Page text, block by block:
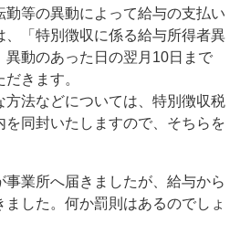
等の異動によって給与の支払い
、「特別徴収に係る給与所得者異
異動のあった日の翌月10日まで
きます。
法などについては、特別徴収税
同封いたしますので、そちらを
業所へ届きましたが、給与から
した。何か罰則はあるのでしょ